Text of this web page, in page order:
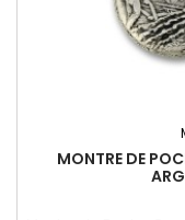
MONTRE DE